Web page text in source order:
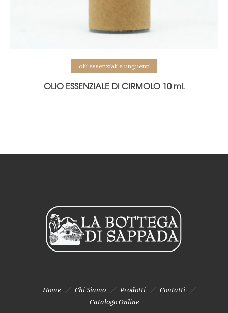
olii essenziali e unguenti
OLIO ESSENZIALE DI CIRMOLO 10 ml.
Home Chi Siamo Prodotti
Contatti
Catalogo Online